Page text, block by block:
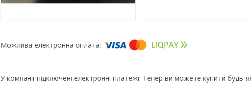
У компанії підключені електронні платежі. Тепер ви можете купити